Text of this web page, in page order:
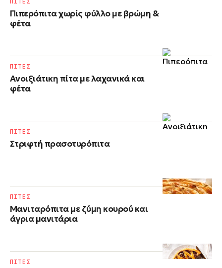
Πιπερόπιτα χωρίς φύλλο με βρώμη &
φέτα
Ανοιξιάτικη πίτα με λαχανικά και
φέτα
ΠΙΤΕΣ
Στριφτή πρασοτυρόπιτα
ΠΙΤΕΣ
Μανιταρόπιτα με ζύμη κουρού και
άγρια μανιτάρια
ΠΙΤΕΣ
ΠΙΤΕΣ